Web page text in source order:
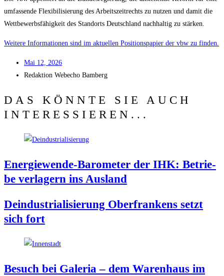
umfas­sen­de Fle­xi­bi­li­sie­rung des Arbeits­zeit­rechts zu nut­zen und damit die
Wett­be­werbs­fä­hig­keit des Stand­orts Deutsch­land nach­hal­tig zu stärken.
Wei­te­re Infor­ma­tio­nen sind im aktu­el­len Posi­ti­ons­pa­pier der vbw zu finden.
Mai 12, 2026
Redak­ti­on Web­echo Bamberg
DAS KÖNNTE SIE AUCH
INTERESSIEREN...
Ener­gie­wen­de-Baro­me­ter der IHK: Betrie­
be ver­la­gern ins Ausland
Deindus­tria­li­sie­rung Ober­fran­kens setzt
sich fort
Besuch bei Gale­ria – dem Waren­haus im